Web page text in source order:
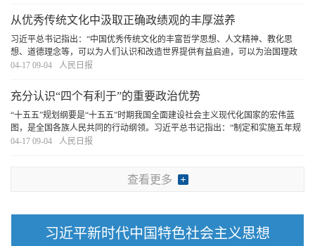
从优秀传统文化中汲取正确政绩观的丰厚滋养
习近平总书记指出：“中国优秀传统文化的丰富哲学思想、人文精神、教化思
想、道德理念等，可以为人们认识和改造世界提供有益启迪，可以为治国理政
提供有益启示”。我们要坚持古为今用、推陈出新，结合实际，不断从中华优秀
04-17 09-04 人民日报
充分认识“四个有利于”的重要政治优势
“十五五”规划纲要是“十五五”时期我国全面建设社会主义现代化国家的宏伟蓝
图，是全国各族人民共同的行动纲领。习近平总书记指出：“制定和实施五年规
划是我们党治国理政一条重要经验，是中国特色社会主义制度一个重要政治优
04-17 09-04 人民日报
查看更多
习近平新时代中国特色社会主义思想